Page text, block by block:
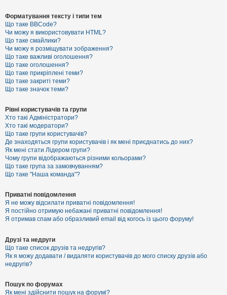
П
о
ш
у
к
Д
о
п
о
г
а
Форматування тексту і типи тем
Що таке BBCode?
Чи можу я використовувати HTML?
Що таке смайлики?
Чи можу я розміщувати зображення?
Що таке важливі оголошення?
Що таке оголошення?
Що таке прикріплені теми?
Що таке закриті теми?
Що таке значок теми?
Рівні користувачів та групи
Хто такі Адміністратори?
Хто такі модератори?
Що таке групи користувачів?
Де знаходяться групи користувачів і як мені приєднатись до них?
Як мені стати Лідером групи?
Чому групи відображаються різними кольорами?
Що таке група за замовчуванням?
Що таке "Наша команда"?
Приватні повідомлення
Я не можу відсилати приватні повідомлення!
Я постійно отримую небажані приватні повідомлення!
Я отримав спам або образливий email від когось із цього форуму!
Друзі та недруги
Що таке список друзів та недругів?
Як я можу додавати / видаляти користувачів до мого списку друзів або
недругів?
Пошук по форумах
Як мені здійснити пошук на форумі?